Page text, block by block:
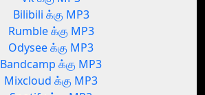
Bilibili க்கு MP3
Rumble க்கு MP3
Odysee க்கு MP3
Bandcamp க்கு MP3
Mixcloud க்கு MP3